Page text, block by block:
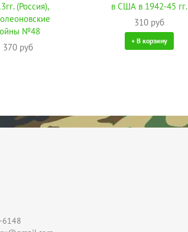
(Россия),
№48
370 руб
в США в 1942-45 гг.
310 руб
+ В корзину
6148